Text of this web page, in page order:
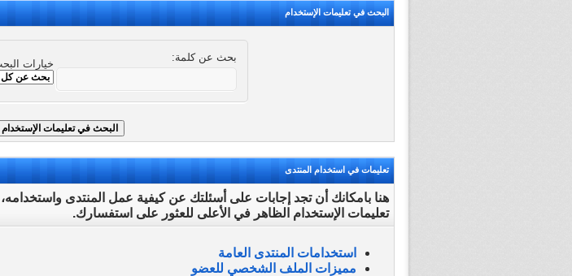
البحث في تعليمات الإستخدام
بحث عن كلمة:
خيارات
تعليمات في استخدام المنتدى
هنا بامكانك أن تجد إجابات على أسئلتك عن كيفية عمل المنتدى
تعليمات الإستخدام الظاهر في الأعلى للعثور على استفسارك.
استخدامات المنتدى العامة
مميزات الملف الشخصي للعضو